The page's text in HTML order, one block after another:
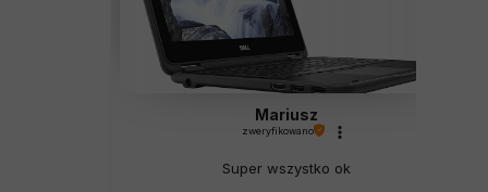
Mariusz
zweryfikowano
Super wszystko ok